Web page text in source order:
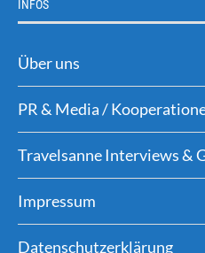
INFOS
Über uns
PR & Media /
Travelsanne Interviews &
Impressum
Datenschutzerklärung